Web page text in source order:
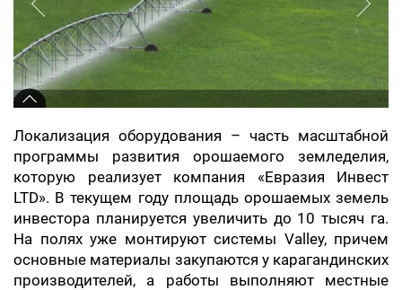
Локализация оборудования – часть масштабной
программы развития орошаемого земледелия,
которую реализует компания «Евразия Инвест
LTD». В текущем году площадь орошаемых земель
инвестора планируется увеличить до 10 тысяч га.
На полях уже монтируют системы Valley, причем
основные материалы закупаются у карагандинских
производителей, а работы выполняют местные